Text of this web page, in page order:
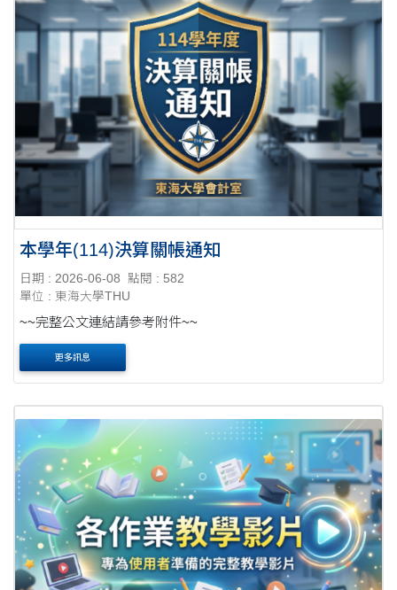
本學年(114)決算關帳通知
日期 : 2026-06-08
點閱 : 582
單位 : 東海大學THU
~~完整公文連結請參考附件~~
更多訊息